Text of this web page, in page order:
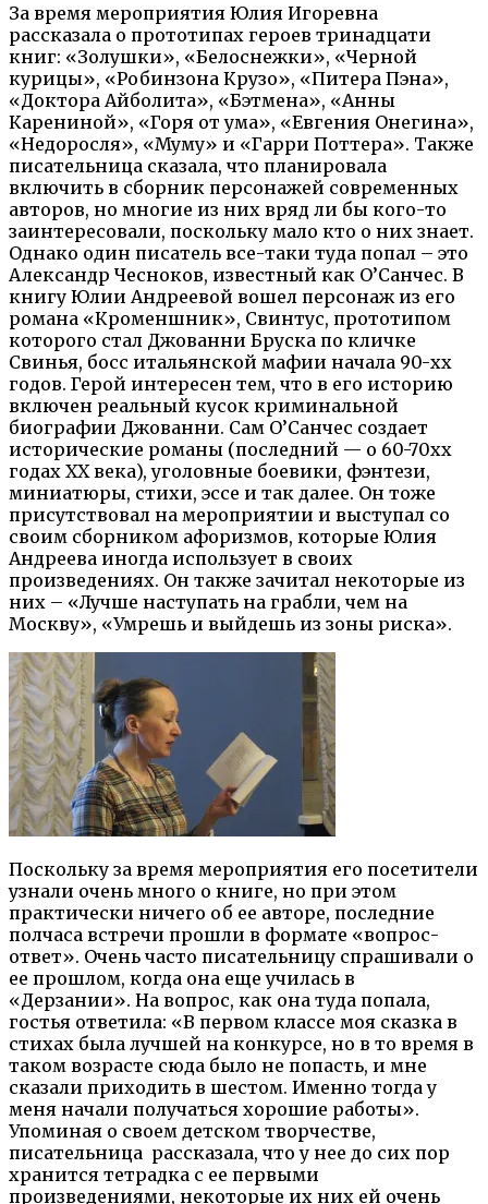
За время мероприятия Юлия Игоревна
рассказала о прототипах героев тринадцати
книг: «Золушки», «Белоснежки», «Черной
курицы», «Робинзона Крузо», «Питера Пэна»,
«Доктора Айболита», «Бэтмена», «Анны
Карениной», «Горя от ума», «Евгения Онегина»,
«Недоросля», «Муму» и «Гарри Поттера». Также
писательница сказала, что планировала
включить в сборник персонажей современных
авторов, но многие из них вряд ли бы кого-то
заинтересовали, поскольку мало кто о них знает.
Однако один писатель все-таки туда попал – это
Александр Чесноков, известный как О’Санчес. В
книгу Юлии Андреевой вошел персонаж из его
романа «Кроменшник», Свинтус, прототипом
которого стал Джованни Бруска по кличке
Свинья, босс итальянской мафии начала 90-хх
годов. Герой интересен тем, что в его историю
включен реальный кусок криминальной
биографии Джованни. Сам О’Санчес создает
исторические романы (последний — о 60-70хх
годах ХХ века), уголовные боевики, фэнтези,
миниатюры, стихи, эссе и так далее. Он тоже
присутствовал на мероприятии и выступал со
своим сборником афоризмов, которые Юлия
Андреева иногда использует в своих
произведениях. Он также зачитал некоторые из
них – «Лучше наступать на грабли, чем на
Москву», «Умрешь и выйдешь из зоны риска».
Поскольку за время мероприятия его посетители
узнали очень много о книге, но при этом
практически ничего об ее авторе, последние
полчаса встречи прошли в формате «вопрос-
ответ». Очень часто писательницу спрашивали о
ее прошлом, когда она еще училась в
«Дерзании». На вопрос, как она туда попала,
гостья ответила: «В первом классе моя сказка в
стихах была лучшей на конкурсе, но в то время в
таком возрасте сюда было не попасть, и мне
сказали приходить в шестом. Именно тогда у
меня начали получаться хорошие работы».
Упоминая о своем детском творчестве,
писательница рассказала, что у нее до сих пор
хранится тетрадка с ее первыми
произведениями, некоторые их них ей очень